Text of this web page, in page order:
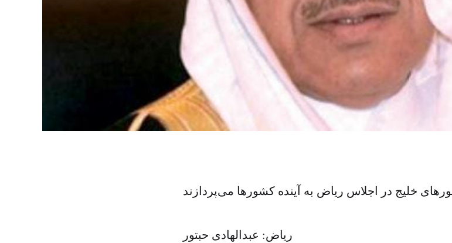
خلیج در اجلاس ریاض به آینده کشورها می‌پردازند
ریاض: عبدالهادی حبتور